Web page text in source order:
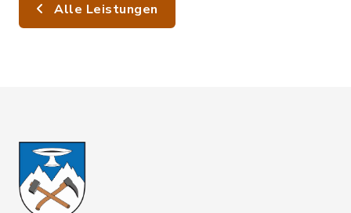
Alle Leistungen